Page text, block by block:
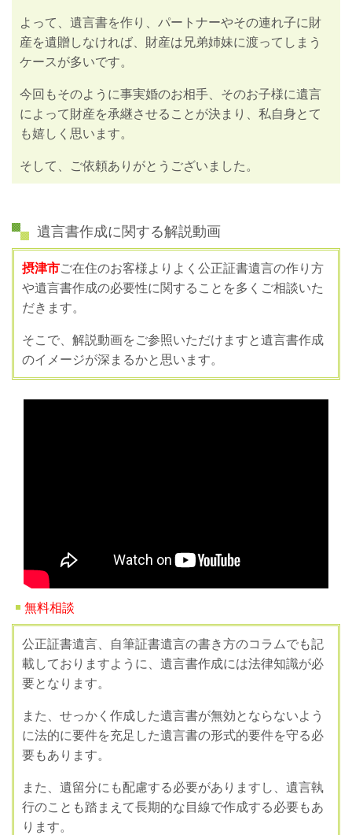
よって、遺言書を作り、パートナーやその連れ子に財
産を遺贈しなければ、財産は兄弟姉妹に渡ってしまう
ケースが多いです。
今回もそのように事実婚のお相手、そのお子様に遺言
によって財産を承継させることが決まり、私自身とて
も嬉しく思います。
そして、ご依頼ありがとうございました。
遺言書作成に関する解説動画
摂津市ご在住のお客様よりよく公正証書遺言の作り方
や遺言書作成の必要性に関することを多くご相談いた
だきます。
そこで、解説動画をご参照いただけますと遺言書作成
のイメージが深まるかと思います。
無料相談
公正証書遺言、自筆証書遺言の書き方のコラムでも記
載しておりますように、遺言書作成には法律知識が必
要となります。
また、せっかく作成した遺言書が無効とならないよう
に法的に要件を充足した遺言書の形式的要件を守る必
要もあります。
また、遺留分にも配慮する必要がありますし、遺言執
行のことも踏まえて長期的な目線で作成する必要もあ
ります。